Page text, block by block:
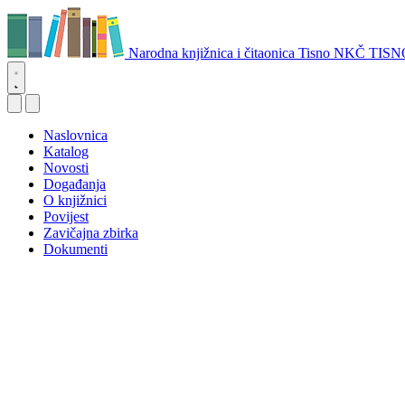
Narodna knjižnica i čitaonica Tisno NKČ
Naslovnica
Katalog
Novosti
Događanja
O knjižnici
Povijest
Zavičajna zbirka
Dokumenti